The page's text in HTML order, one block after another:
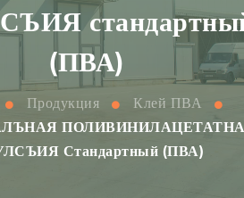
(ПВА)
Продукция
Клей ПВА
Стандартный (ПВА)